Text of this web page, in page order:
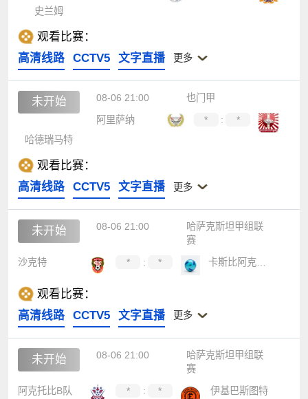
史兰姆
观看比赛：
高清线路
CCTV5 文字直播 更多
未开始 08-06 21:00
也门甲
阿里萨纳
* :
*
哈德瑞马特
观看比赛：
高清线路
CCTV5 文字直播 更多
未开始 08-06 21:00
哈萨克斯坦甲组联
赛
沙克特
* : * 卡斯比阿克套B队
观看比赛：
高清线路
CCTV5 文字直播 更多
未开始 08-06 21:00
哈萨克斯坦甲组联
赛
阿克托比B队
* : * 伊基巴斯图特